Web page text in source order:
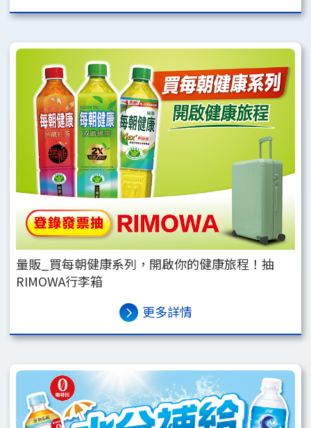
量販_買每朝健康系列，開啟你的健康旅程！抽
RIMOWA行李箱
更多詳情